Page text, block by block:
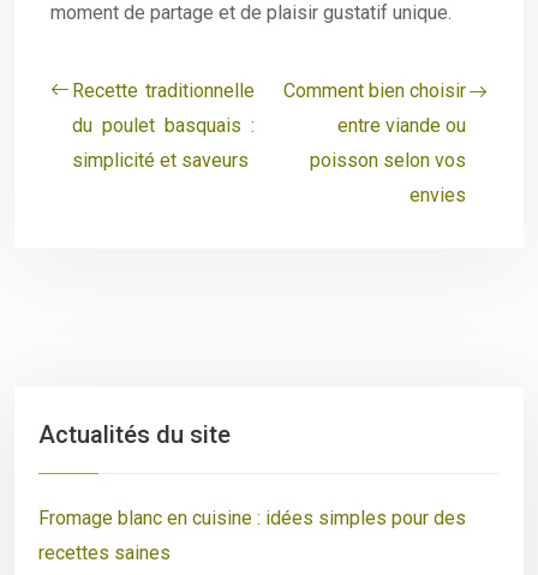
moment de partage et de plaisir gustatif unique.
Recette traditionnelle
du poulet basquais :
simplicité et saveurs
Comment bien choisir
entre viande ou
poisson selon vos
envies
Actualités du site
Fromage blanc en cuisine : idées simples pour des
recettes saines